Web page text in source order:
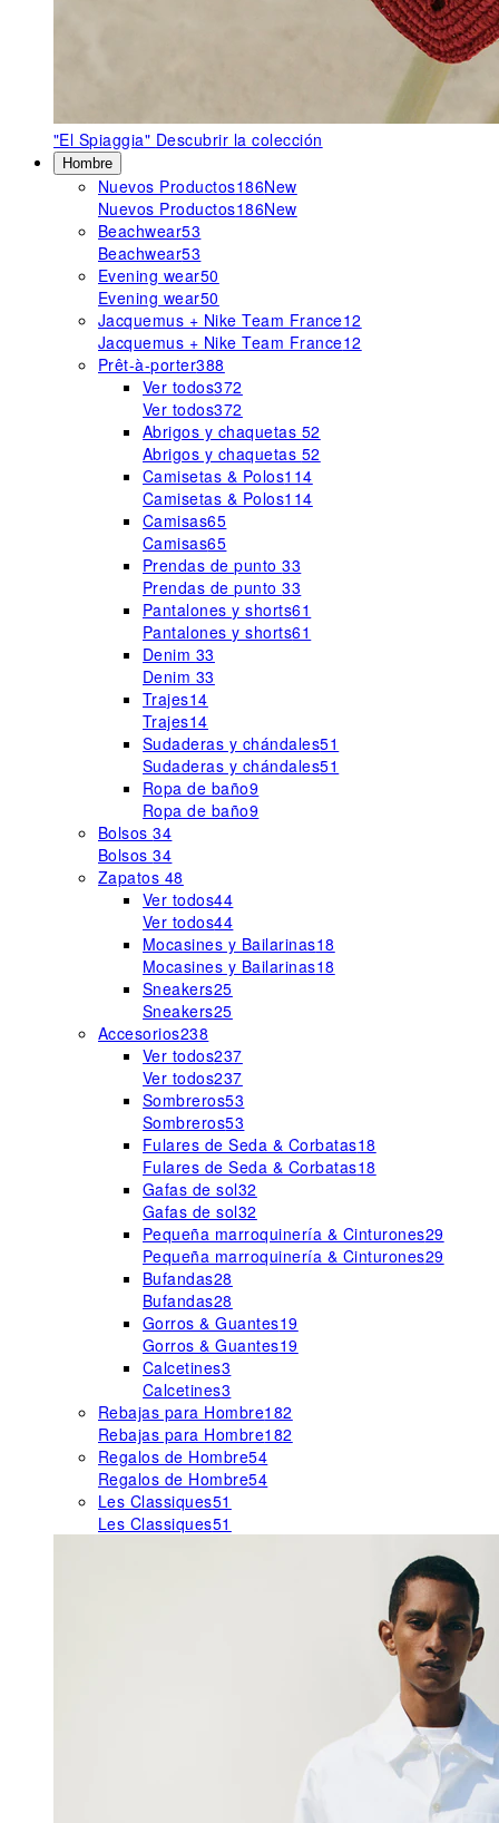
"El Spiaggia" Descubrir la colección
Hombre
Nuevos Productos186New
Nuevos Productos186New
Beachwear53
Beachwear53
Evening wear50
Evening wear50
Jacquemus + Nike Team France12
Jacquemus + Nike Team France12
Prêt-à-porter388
Ver todos372
Ver todos372
Abrigos y chaquetas 52
Abrigos y chaquetas 52
Camisetas & Polos114
Camisetas & Polos114
Camisas65
Camisas65
Prendas de punto33
Prendas de punto33
Pantalones y shorts61
Pantalones y shorts61
Denim 33
Denim 33
Trajes14
Trajes14
Sudaderas y chándales51
Sudaderas y chándales51
Ropa de baño9
Ropa de baño9
Bolsos34
Bolsos34
Zapatos 48
Ver todos44
Ver todos44
Mocasines y Bailarinas18
Mocasines y Bailarinas18
Sneakers25
Sneakers25
Accesorios238
Ver todos237
Ver todos237
Sombreros53
Sombreros53
Fulares de Seda & Corbatas18
Fulares de Seda & Corbatas18
Gafas de sol32
Gafas de sol32
Pequeña marroquinería & Cinturones29
Pequeña marroquinería & Cinturones29
Bufandas28
Bufandas28
Gorros & Guantes19
Gorros & Guantes19
Calcetines3
Calcetines3
Rebajas para Hombre182
Rebajas para Hombre182
Regalos de Hombre54
Regalos de Hombre54
Les Classiques51
Les Classiques51